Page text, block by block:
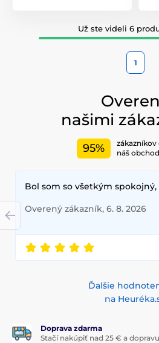
Už ste videli 6
1
našimi
95%
náš obchod
Bol som so všetkým spokojný,
Overený zákazník, 6. 8. 2026
Ďalšie
na
Doprava zdarma
Stačí nakúpiť nad 25 € a